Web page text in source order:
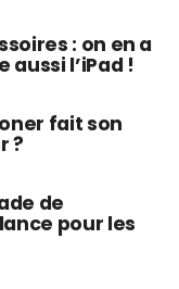
: on en a
l’iPad !
fait son
?
de
pour les